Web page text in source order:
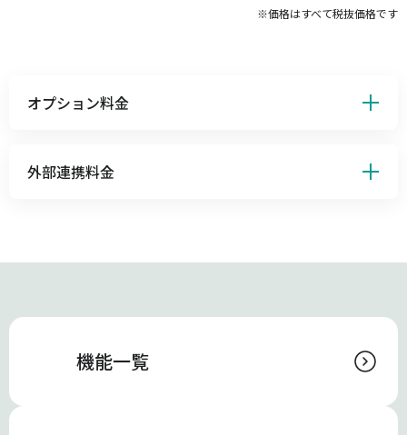
※価格はすべて税抜価格です
オプション料金
外部連携料金
機能一覧